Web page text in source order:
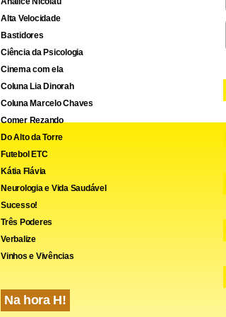
Alta Velocidade
Bastidores
Ciência da Psicologia
Cinema com ela
Coluna Lia Dinorah
Coluna Marcelo Chaves
Comer Rezando
Do Alto da Torre
Futebol ETC
Kátia Flávia
Neurologia e Vida Saudável
Sucesso!
Três Poderes
Verbalize
Vinhos e Vivências
Na hora H!